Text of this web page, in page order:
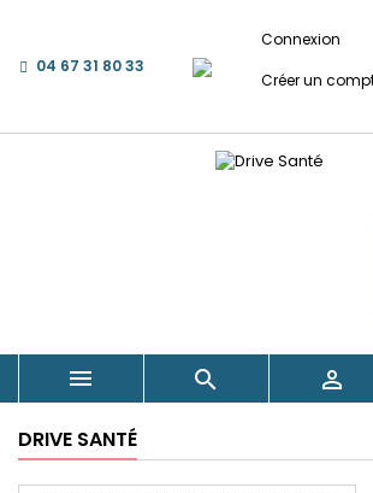
04 67 31 80 33
Connexion
Créer un
  
DRIVE SANTÉ